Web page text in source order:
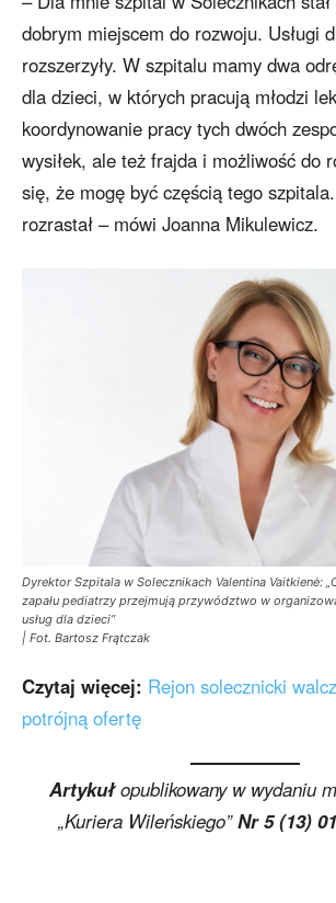
dobrym miejscem do rozwoju. Usługi
rozszerzyły. W szpitalu mamy dwa
dla dzieci, w których pracują młodzi
koordynowanie pracy tych dwóch
wysiłek, ale też frajda i możliwość do
się, że mogę być częścią tego
rozrastał – mówi Joanna Mikulewicz.
Dyrektor Szpitala w Solecznikach Valentina Vaitkienė:
zapału pediatrzy przejmują przywództwo w
usług dla dzieci”
| Fot. Bartosz Frątczak
Czytaj więcej: Rejon solecznicki
potrójną ofertę
Artykułopublikowany w wydaniu
„Kuriera Wileńskiego”Nr 5 (13)